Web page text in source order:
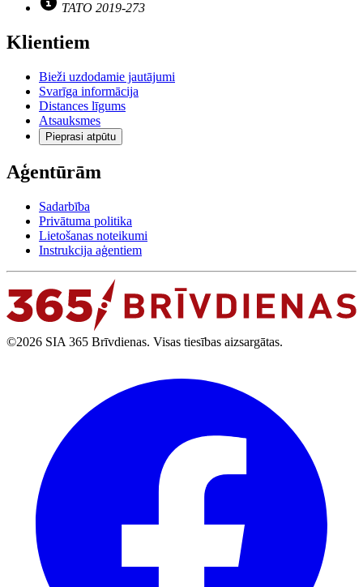
TATO 2019-273
Klientiem
Bieži uzdodamie jautājumi
Svarīga informācija
Distances līgums
Atsauksmes
Pieprasi atpūtu
Aģentūrām
Sadarbība
Privātuma politika
Lietošanas noteikumi
Instrukcija aģentiem
©2026 SIA 365 Brīvdienas. Visas tiesības aizsargātas.